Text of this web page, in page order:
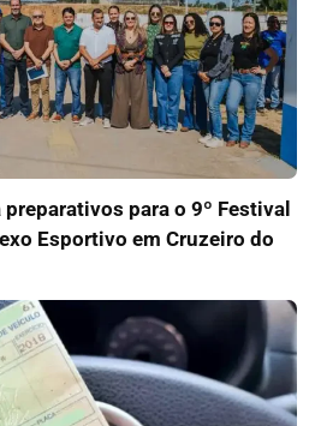
para o 9º Festival
Esportivo em Cruzeiro do